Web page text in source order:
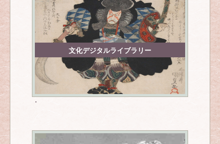
文化デジタルライブラリー
・